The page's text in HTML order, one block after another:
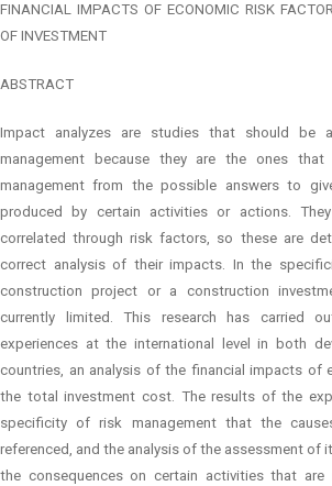
FINANCIAL IMPACTS OF ECONOMIC RISK
OF INVESTMENT
ABSTRACT
Impact analyzes are studies that should be
management because they are the ones
management from the possible answers to
produced by certain activities or actions.
correlated through risk factors, so these are
correct analysis of their impacts. In the
construction project or a construction
currently limited. This research has carried
experiences at the international level in both
countries, an analysis of the financial impacts of
the total investment cost. The results of the
specificity of risk management that the
referenced, and the analysis of the assessment of
the consequences on certain activities that are